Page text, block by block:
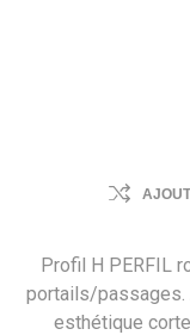
Profil H PERFIL
portails/passages.
esthétique